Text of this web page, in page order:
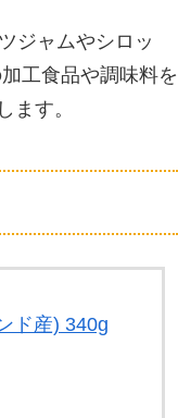
ジャムやシロッ
工食品や調味料を
ます。
ド産) 340g